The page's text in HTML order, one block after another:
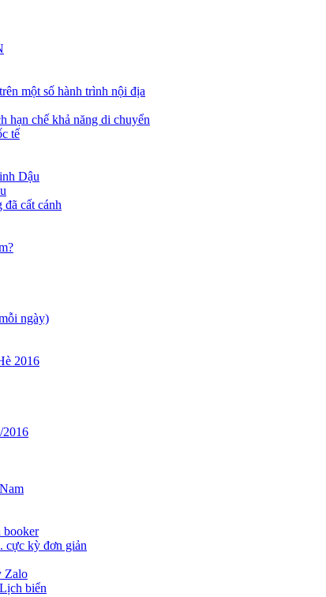
một số hành trình nội địa
hạn chế khả năng di chuyển
tế
Dậu
cất cánh
ngày)
2016
2016
booker
cực kỳ đơn giản
Zalo
biển